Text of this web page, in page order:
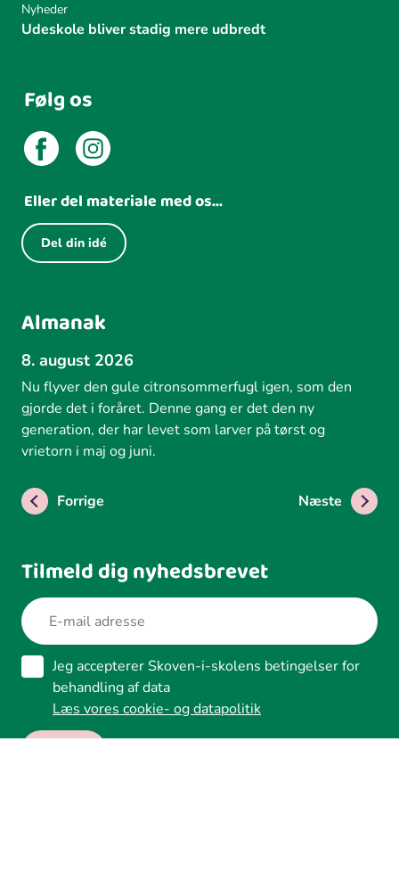
Nyheder
Udeskole bliver stadig mere udbredt
Følg os
Eller del materiale med os...
Del din idé
Almanak
8. august 2026
Nu flyver den gule citronsommerfugl igen, som den
gjorde det i foråret. Denne gang er det den ny
generation, der har levet som larver på tørst og
vrietorn i maj og juni.
Forrige Næste
Tilmeld dig nyhedsbrevet
Jeg accepterer Skoven-i-skolens betingelser for
behandling af data
Læs vores cookie- og datapolitik